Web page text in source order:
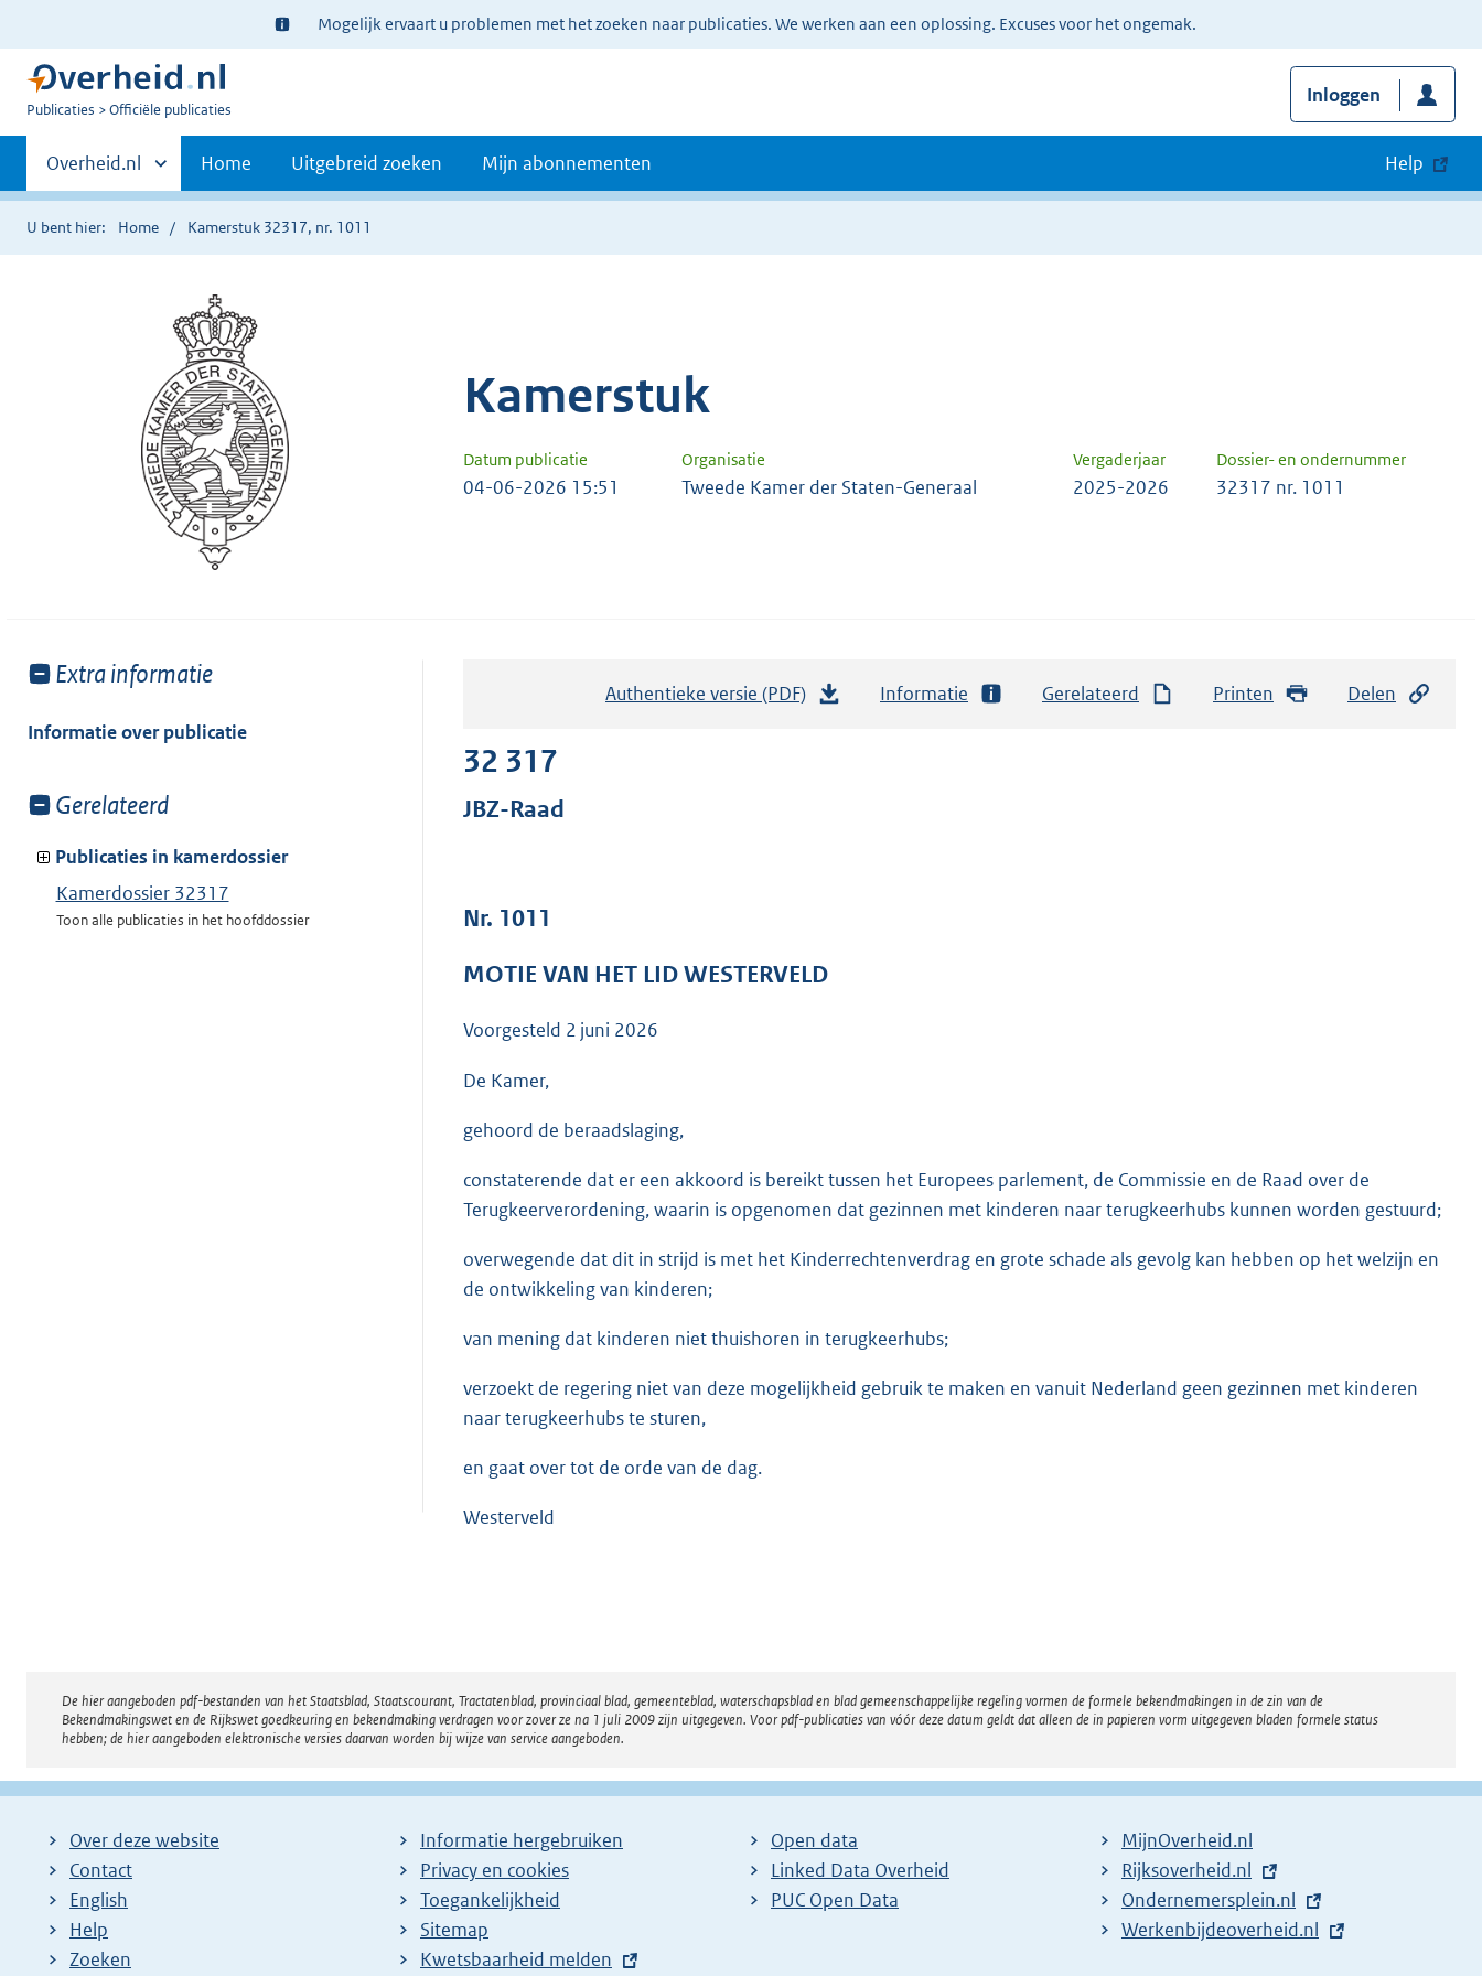
Ter
informatie:
Mogelijk ervaart u problemen met het zoeken naar publicaties. We werken aan een oplossing. Excuses voor het ongemak.
U
Publicaties Officiële publicaties
Inloggen
Primaire
navigatie
Andere
sites
binnen
Overheid.nl Home Uitgebreid zoeken Mijn abonnementen Help
U bent hier: Home Kamerstuk 32317, nr. 1011
Kamerstuk
Datum publicatie Organisatie Vergaderjaar Dossier- en ondernummer
04-06-2026 15:51 Tweede Kamer der Staten-Generaal 2025-2026 32317 nr. 1011
Toon
van:
Extra informatie
Informatie over publicatie
Toon
van:
Gerelateerd
Publicaties in kamerdossier
Kamerdossier 32317
Toon alle publicaties in het hoofddossier
Authentieke versie (PDF)
3
b
Informatie Gerelateerd Printen Delen
32 317
JBZ-Raad
Nr. 1011
MOTIE VAN HET LID WESTERVELD
Voorgesteld 2 juni 2026
De Kamer,
gehoord de beraadslaging,
constaterende dat er een akkoord is bereikt tussen het Europees parlement, de Commissie en de Raad over de
Terugkeerverordening, waarin is opgenomen dat gezinnen met kinderen naar terugkeerhubs kunnen worden gestuurd;
overwegende dat dit in strijd is met het Kinderrechtenverdrag en grote schade als gevolg kan hebben op het welzijn en
de ontwikkeling van kinderen;
van mening dat kinderen niet thuishoren in terugkeerhubs;
verzoekt de regering niet van deze mogelijkheid gebruik te maken en vanuit Nederland geen gezinnen met kinderen
naar terugkeerhubs te sturen,
en gaat over tot de orde van de dag.
Westerveld
Disclaimer
De hier aangeboden pdf-bestanden van het Staatsblad, Staatscourant, Tractatenblad, provinciaal blad, gemeenteblad, waterschapsblad en blad gemeenschappelijke regeling vormen de formele bekendmakingen in de zin van de
Bekendmakingswet en de Rijkswet goedkeuring en bekendmaking verdragen voor zover ze na 1 juli 2009 zijn uitgegeven. Voor pdf-publicaties van vóór deze datum geldt dat alleen de in papieren vorm uitgegeven bladen formele status
hebben; de hier aangeboden elektronische versies daarvan worden bij wijze van service aangeboden.
Over deze website
Contact
English
Help
Zoeken
Informatie hergebruiken
Privacy en cookies
Toegankelijkheid
Sitemap
E
Kwetsbaarheid melden
Open data
Linked Data Overheid
PUC Open Data
MijnOverheid.nl
E
x
t
Rijksoverheid.nl
E
x
Ondernemersplein.nl
E
Werkenbijdeoverheid.nl